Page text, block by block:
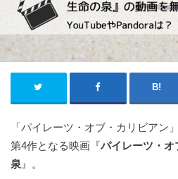
「パイレーツ・オブ・カリビアン
第4作となる映画『パイレーツ・オ
泉 』。